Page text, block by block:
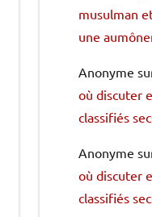
musulman
une
Anonyme
où discuter
classifiés
Anonyme
où discuter
classifiés